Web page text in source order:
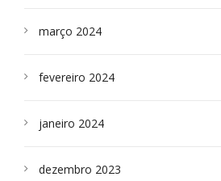
março 2024
fevereiro 2024
janeiro 2024
dezembro 2023